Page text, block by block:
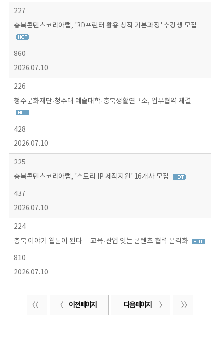
227
충북콘텐츠코리아랩, '3D프린터 활용 창작 기본과정' 수강생 모집
860
2026.07.10
226
청주문화재단·청주대 예술대학·충북생활연구소, 업무협약 체결
428
2026.07.10
225
충북콘텐츠코리아랩, '스토리 IP 제작지원' 16개사 모집
437
2026.07.10
224
충북 이야기 웹툰이 된다… 교육·산업 잇는 콘텐츠 협력 본격화
810
2026.07.10
이전 페이지 다음 페이지